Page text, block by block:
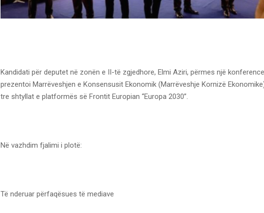
Kandidati për deputet në zonën e II-të zgjedhore, Elmi Aziri, përmes një
prezentoi Marrëveshjen e Konsensusit Ekonomik (Marrëveshje Kornizë
tre shtyllat e platformës së Frontit Europian “Europa 2030”.
Në vazhdim fjalimi i plotë:
Të nderuar përfaqësues të mediave